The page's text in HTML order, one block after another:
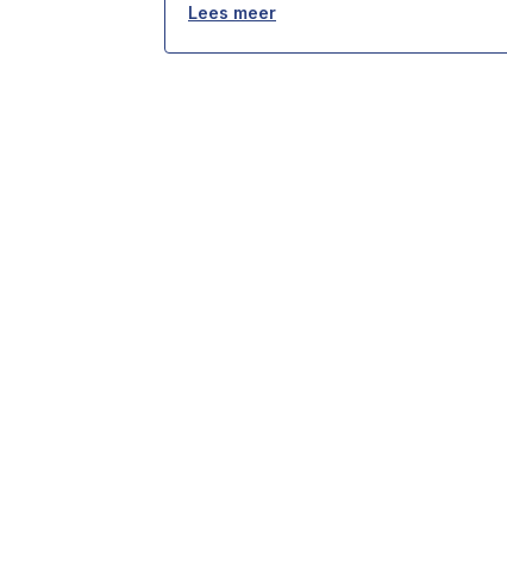
Lees meer